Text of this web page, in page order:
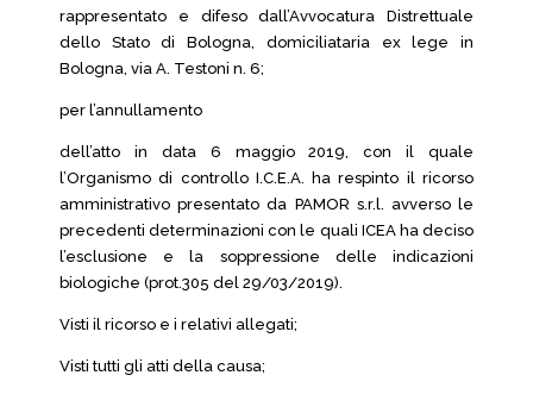
rappresentato e difeso dall’Avvocatura Distrettuale
dello Stato di Bologna, domiciliataria ex lege in
Bologna, via A. Testoni n. 6;
per l’annullamento
dell’atto in data 6 maggio 2019, con il quale
l’Organismo di controllo I.C.E.A. ha respinto il ricorso
amministrativo presentato da PAMOR s.r.l. avverso le
precedenti determinazioni con le quali ICEA ha deciso
l’esclusione e la soppressione delle indicazioni
biologiche (prot.305 del 29/03/2019).
Visti il ricorso e i relativi allegati;
Visti tutti gli atti della causa;